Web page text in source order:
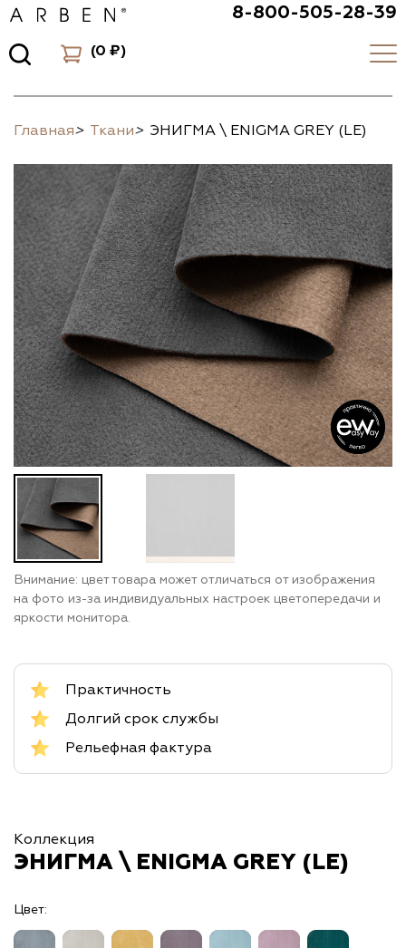
8-800-505-28-39
(0 ₽)
Главная> Ткани> ЭНИГМА \ ENIGMA GREY (LE)
Внимание: цвет товара может отличаться от изображения
на фото из-за индивидуальных настроек цветопередачи и
яркости монитора.
Практичность
Долгий срок службы
Рельефная фактура
Коллекция
ЭНИГМА \ ENIGMA GREY (LE)
Цвет: